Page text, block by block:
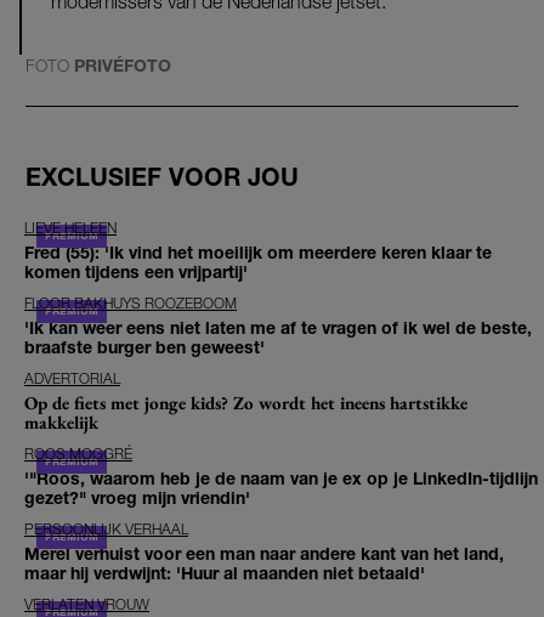
FOTO PRIVÉFOTO
EXCLUSIEF VOOR JOU
LIEVE HELEEN
Fred (55): 'Ik vind het moeilijk om meerdere keren klaar te
komen tijdens een vrijpartij'
FLOOR BAKHUYS ROOZEBOOM
'Ik kan weer eens niet laten me af te vragen of ik wel de beste,
braafste burger ben geweest'
ADVERTORIAL
Op de fiets met jonge kids? Zo wordt het ineens hartstikke
makkelijk
ROOS MOGGRÉ
'"Roos, waarom heb je de naam van je ex op je LinkedIn-tijdlijn
gezet?" vroeg mijn vriendin'
PERSOONLIJK VERHAAL
Merel verhuist voor een man naar andere kant van het land,
maar hij verdwijnt: 'Huur al maanden niet betaald'
VERLATEN VROUW